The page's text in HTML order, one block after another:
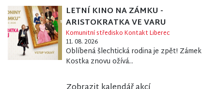
LETNÍ KINO NA ZÁMKU -
ARISTOKRATKA VE VARU
Komunitní středisko Kontakt Liberec
11. 08. 2026
Oblíbená šlechtická rodina je zpět! Zámek
Kostka znovu ožívá...